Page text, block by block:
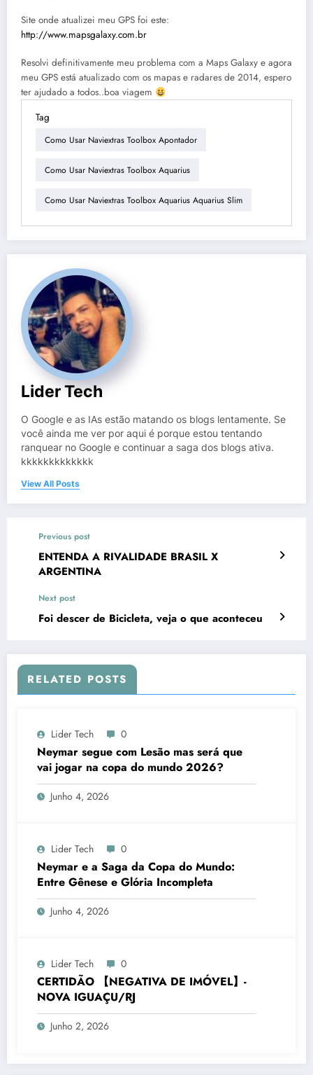
Site onde atualizei meu GPS foi este:
http://www.mapsgalaxy.com.br
Resolvi definitivamente meu problema com a Maps Galaxy e agora
meu GPS está atualizado com os mapas e radares de 2014, espero
ter ajudado a todos..boa viagem
Tag
Como Usar Naviextras Toolbox Apontador
Como Usar Naviextras Toolbox Aquarius
Como Usar Naviextras Toolbox Aquarius Aquarius Slim
Lider Tech
O Google e as IAs estão matando os blogs lentamente. Se
você ainda me ver por aqui é porque estou tentando
ranquear no Google e continuar a saga dos blogs ativa.
kkkkkkkkkkkkk
View All Posts
Previous post
ENTENDA A RIVALIDADE BRASIL X
ARGENTINA
Next post
Foi descer de Bicicleta, veja o que aconteceu
RELATED POSTS
Lider Tech 0
Neymar segue com Lesão mas será que
vai jogar na copa do mundo 2026?
Junho 4, 2026
Lider Tech 0
Neymar e a Saga da Copa do Mundo:
Entre Gênese e Glória Incompleta
Junho 4, 2026
Lider Tech 0
CERTIDÃO 【NEGATIVA DE IMÓVEL】-
NOVA IGUAÇU/RJ
Junho 2, 2026